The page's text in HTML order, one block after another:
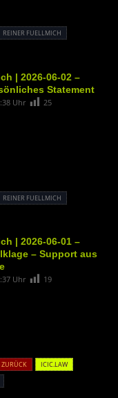
REINER FUELLMICH
| 2026-06-02 –
Statement
Uhr 25
REINER FUELLMICH
| 2026-06-01 –
– Support aus
Uhr 19
ZURÜCK
ICIC.LAW